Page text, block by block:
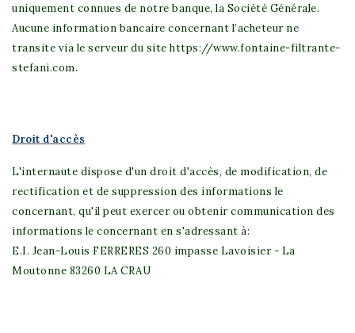
uniquement connues de notre banque, la Société Générale.
Aucune information bancaire concernant l’acheteur ne
transite via le serveur du site https://www.fontaine-filtrante-
stefani.com.
Droit d'accès
L'internaute dispose d'un droit d'accès, de modification, de
rectification et de suppression des informations le
concernant, qu'il peut exercer ou obtenir communication des
informations le concernant en s'adressant à:
E.I. Jean-Louis FERRERES 260 impasse Lavoisier - La
Moutonne 83260 LA CRAU